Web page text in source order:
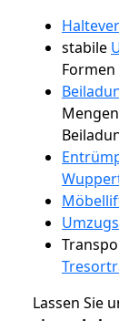
stabile
Formen
Lassen Sie